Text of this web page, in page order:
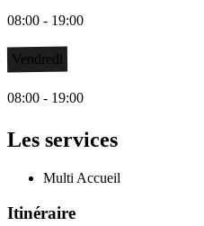
08:00 - 19:00
Vendredi
08:00 - 19:00
Les services
Multi Accueil
Itinéraire